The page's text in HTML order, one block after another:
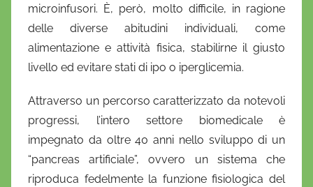
a
D
o
microinfusori. È, però, molto difficile, in ragione
delle diverse abitudini individuali, come
alimentazione e attività fisica, stabilirne il giusto
livello ed evitare stati di ipo o iperglicemia.
Attraverso un percorso caratterizzato da notevoli
progressi, l’intero settore biomedicale è
impegnato da oltre 40 anni nello sviluppo di un
“pancreas artificiale”, ovvero un sistema che
riproduca fedelmente la funzione fisiologica del